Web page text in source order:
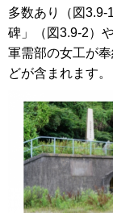
多数あり（図3.9-
碑」（図3.9-2）
軍需部の女工が
どが含まれます。